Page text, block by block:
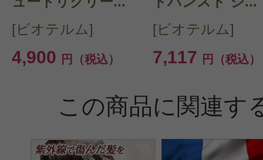
[ビオテルム]
4,900 円（税込）
[ビオテルム]
7,117 円（税込）
この商品に関連す